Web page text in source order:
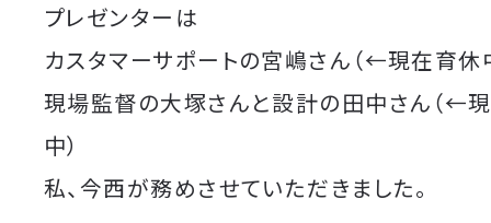
プレゼンターは
カスタマーサポートの宮嶋さん（←現在育休
現場監督の大塚さんと設計の田中さん（←
中）
私、今西が務めさせていただきました。